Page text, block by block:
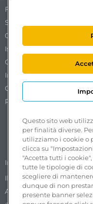
Free To X – Mobilize S.p.A.
Sede Legale Via Ostiense
00154 Roma
Iscrizione al REA n.
Codice Fiscale. Partita
Imprese di Roma n.
Capitale sociale
Pec:
freetox-
Impostazioni cookie
Il Whistleblowing nel
Accessibilità
Questo sito web
per finalità diverse.
utilizziamo i cookie o
clicca su
"Accetta tutti i
tutte le tipologie di
scegliere di
dunque di non
presente banner